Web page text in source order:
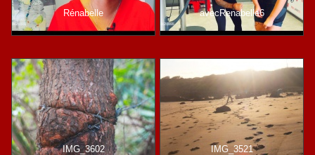
Rénabelle avecRenabelle6
IMG_3602 IMG_3521